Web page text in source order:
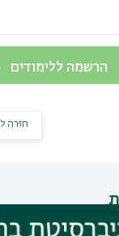
הרשמה ללימודים
חזרה